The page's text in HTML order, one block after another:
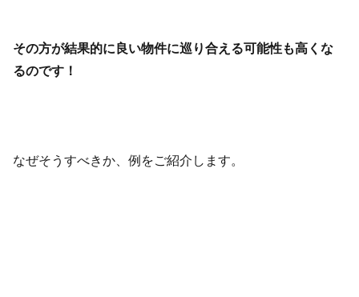
その方が結果的に良い物件に巡り合える可能性も高くな
るのです！
なぜそうすべきか、例をご紹介します。